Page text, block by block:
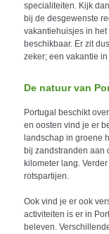
specialiteiten. Kijk
bij de desgewenste
vakantiehuisjes in
beschikbaar. Er zit
zeker; een vakantie
De natuur van
Portugal beschikt
en oosten vind je er
landschap in groene
bij zandstranden aan
kilometer lang.
rotspartijen.
Ook vind je er ook
activiteiten is er in
beleven.